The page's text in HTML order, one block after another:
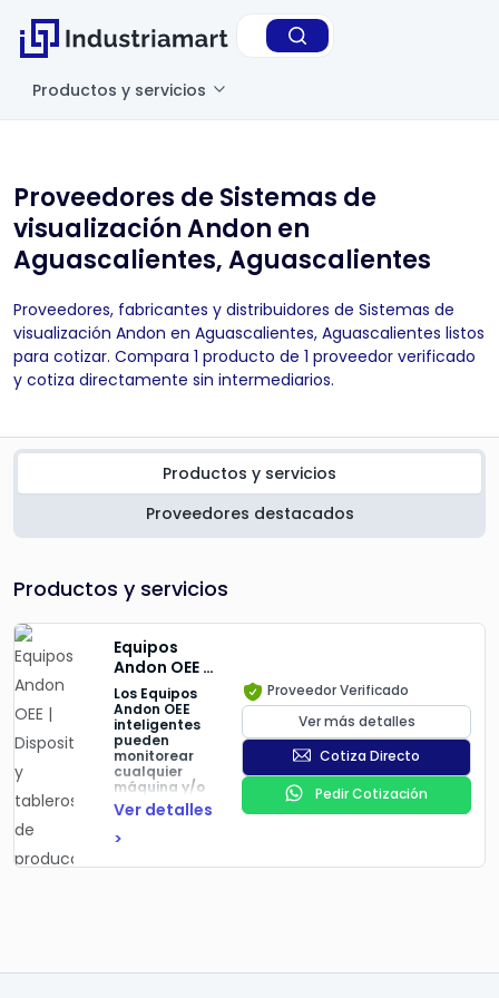
Productos y servicios
Proveedores de Sistemas de
visualización Andon en
Aguascalientes, Aguascalientes
Proveedores, fabricantes y distribuidores de Sistemas de
visualización Andon en Aguascalientes, Aguascalientes listos
para cotizar. Compara 1 producto de 1 proveedor verificado
y cotiza directamente sin intermediarios.
Productos y servicios
Proveedores destacados
Productos y servicios
Equipos
Andon OEE |
Dispositivos
y tableros
de
producción
especializados
en la
medición
producción.
Los Equipos
Andon OEE
inteligentes
pueden
monitorear
cualquier
máquina y/o
línea de
producción y
manufactura
tipo de
logramos
Ver detalles
>
Proveedor Verificado
Ver más detalles
Cotiza Directo
Pedir Cotización